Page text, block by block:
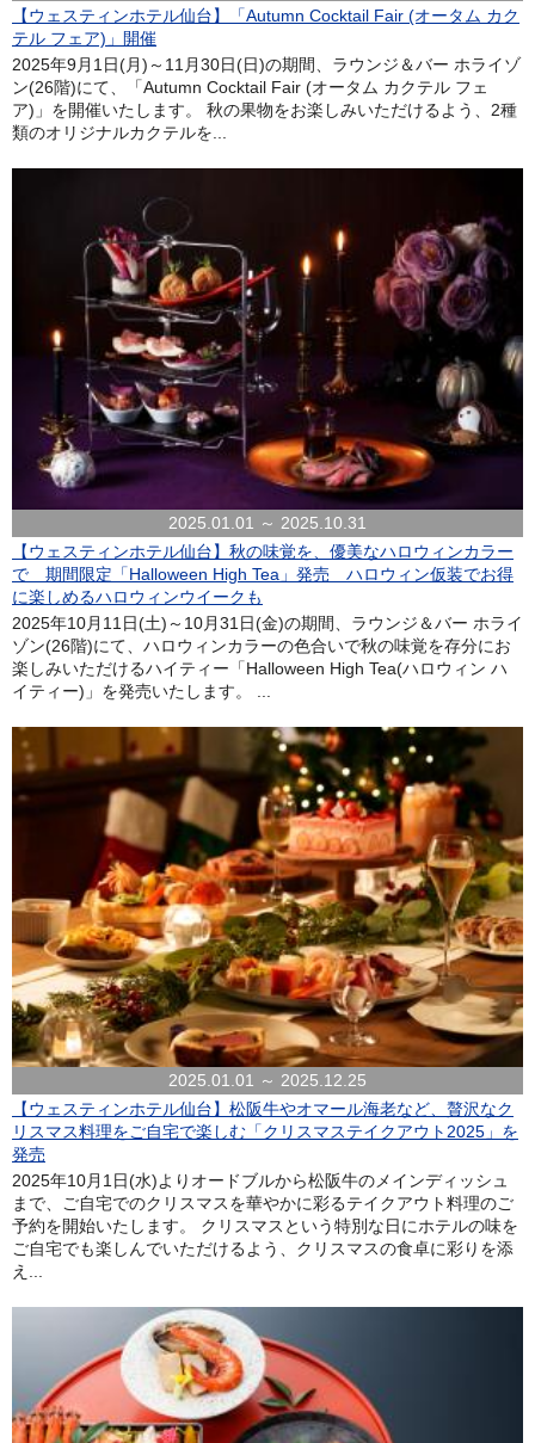
【ウェスティンホテル仙台】「Autumn Cocktail Fair (オータム カク
テル フェア)」開催
2025年9月1日(月)～11月30日(日)の期間、ラウンジ＆バー ホライゾ
ン(26階)にて、「Autumn Cocktail Fair (オータム カクテル フェ
ア)」を開催いたします。 秋の果物をお楽しみいただけるよう、2種
類のオリジナルカクテルを...
2025.01.01 ～ 2025.10.31
【ウェスティンホテル仙台】秋の味覚を、優美なハロウィンカラー
で 期間限定「Halloween High Tea」発売 ハロウィン仮装でお得
に楽しめるハロウィンウイークも
2025年10月11日(土)～10月31日(金)の期間、ラウンジ＆バー ホライ
ゾン(26階)にて、ハロウィンカラーの色合いで秋の味覚を存分にお
楽しみいただけるハイティー「Halloween High Tea(ハロウィン ハ
イティー)」を発売いたします。 ...
2025.01.01 ～ 2025.12.25
【ウェスティンホテル仙台】松阪牛やオマール海老など、贅沢なク
リスマス料理をご自宅で楽しむ「クリスマステイクアウト2025」を
発売
2025年10月1日(水)よりオードブルから松阪牛のメインディッシュ
まで、ご自宅でのクリスマスを華やかに彩るテイクアウト料理のご
予約を開始いたします。 クリスマスという特別な日にホテルの味を
ご自宅でも楽しんでいただけるよう、クリスマスの食卓に彩りを添
え...